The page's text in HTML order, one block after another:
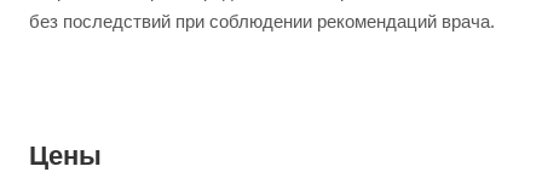
без последствий при соблюдении рекомендаций врача.
Цены